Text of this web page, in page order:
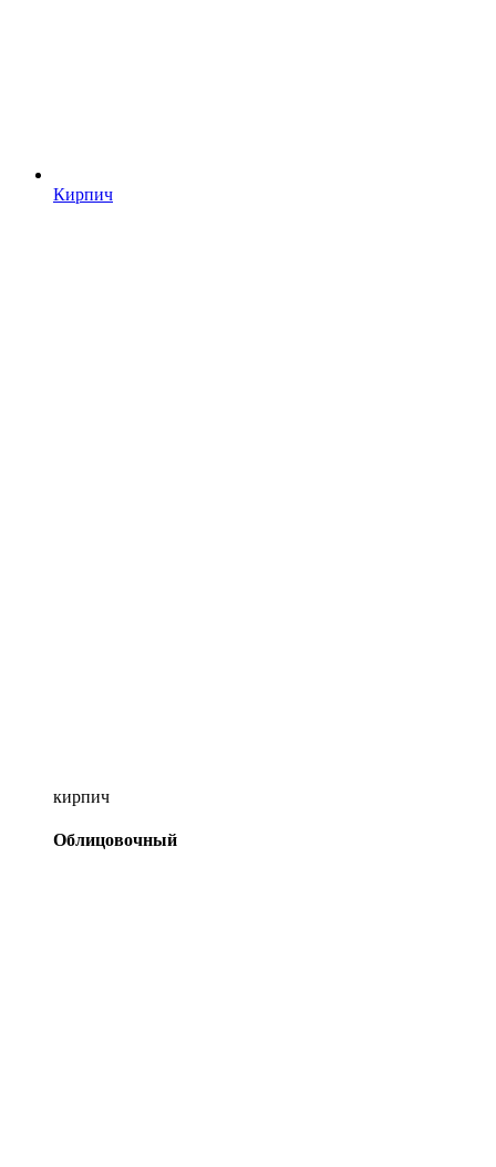
Кирпич
кирпич
Облицовочный